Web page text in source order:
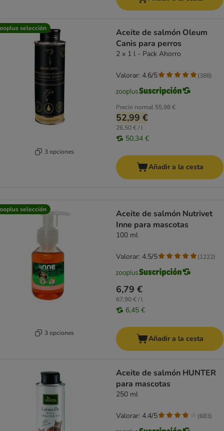
selección
3 opciones
Aceite de salmón Oleum
Canis para perros
2 x 1 l - Pack Ahorro
Precio normal 55,98 €
52,99 €
26,50 € / l
50,34 €
Valorar: 4.6/5 (388)
Añadir a la cesta
selección
3 opciones
Aceite de salmón Nutrivet
Inne para mascotas
100 ml
6,79 €
67,90 € / l
6,45 €
Valorar: 4.5/5 (1222)
Añadir a la cesta
Aceite de salmón HUNTER
para mascotas
250 ml
Valorar: 4.4/5 (683)